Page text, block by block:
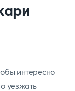
интересно
уезжать